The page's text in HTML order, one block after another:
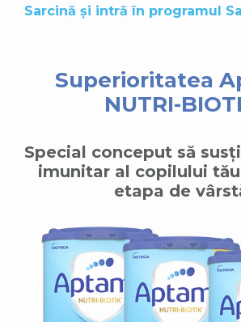
Sarcină și intră în programul
Superioritatea
NUTRI-
Special conceput să
imunitar al copilului
etapa de